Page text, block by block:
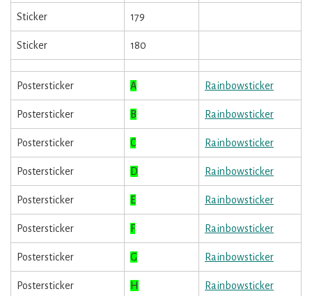
Sticker 179
Sticker 180
Postersticker A Rainbowsticker
Postersticker B Rainbowsticker
Postersticker C Rainbowsticker
Postersticker D Rainbowsticker
Postersticker E Rainbowsticker
Postersticker F Rainbowsticker
Postersticker G Rainbowsticker
Postersticker H Rainbowsticker